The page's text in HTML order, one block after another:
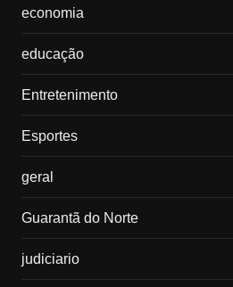
economia
educação
Entretenimento
Esportes
geral
Guarantã do Norte
judiciario